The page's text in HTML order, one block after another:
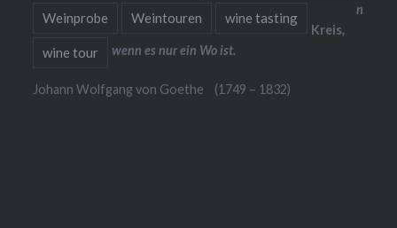
Weinprobe Weintouren wine tasting
wine tour
n
Kreis,
wenn es nur ein Wo ist.
Johann Wolfgang von Goethe (1749 – 1832)